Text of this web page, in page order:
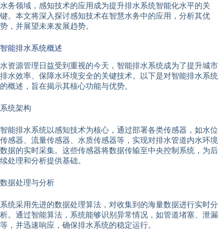
水务领域，感知技术的应用成为提升排水系统智能化水平的关
键。本文将深入探讨感知技术在智慧水务中的应用，分析其优
势，并展望未来发展趋势。
智能排水系统概述
水资源管理日益受到重视的今天，智能排水系统成为了提升城市
排水效率、保障水环境安全的关键技术。以下是对智能排水系统
的概述，旨在揭示其核心功能与优势。
系统架构
智能排水系统以感知技术为核心，通过部署各类传感器，如水位
传感器、流量传感器、水质传感器等，实现对排水管道内水环境
数据的实时采集。这些传感器将数据传输至中央控制系统，为后
续处理和分析提供基础。
数据处理与分析
系统采用先进的数据处理算法，对收集到的海量数据进行实时分
析。通过智能算法，系统能够识别异常情况，如管道堵塞、泄漏
等，并迅速响应，确保排水系统的稳定运行。